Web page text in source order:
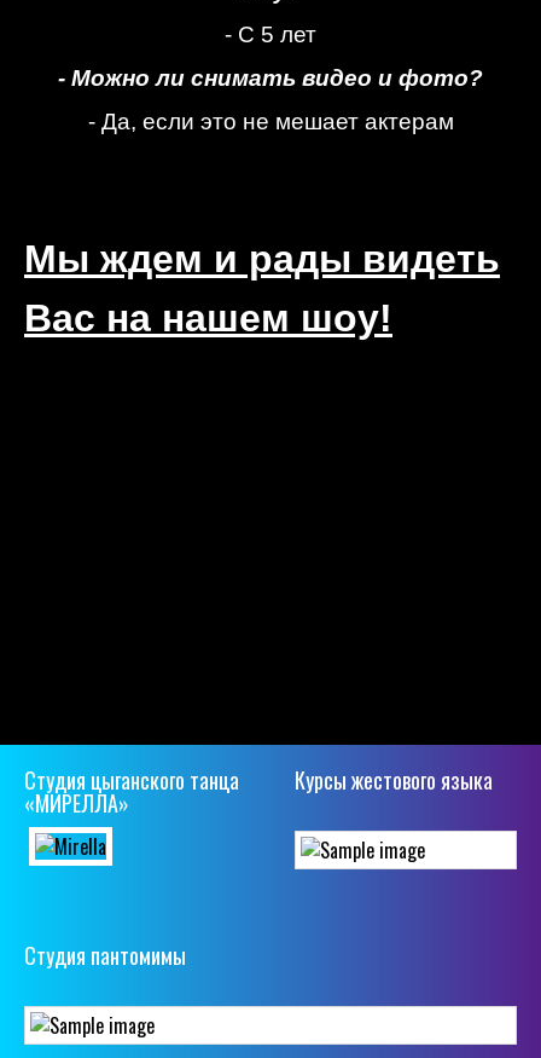
- С 5 лет
- Можно ли снимать видео и фото?
- Да, если это не мешает актерам
Мы ждем и рады видеть
Вас на нашем шоу!
Студия цыганского танца
«МИРЕЛЛА»
Курсы жестового языка
Студия пантомимы